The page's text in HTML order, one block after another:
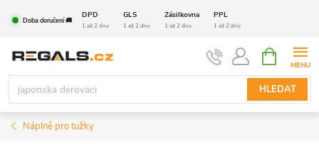
Doba doručení 🚚
DPD GLS Zásilkovna PPL
1 až 2 dny 1 až 2 dny 1 až 2 dny 1 až 2 dny
HLEDAT
NÁKUPNÍ
KOŠÍK
Náplně pro tužky